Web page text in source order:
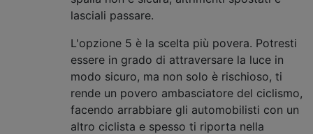
lasciali passare.
L'opzione 5 è la scelta più povera. Potresti
essere in grado di attraversare la luce in
modo sicuro, ma non solo è rischioso, ti
rende un povero ambasciatore del ciclismo,
facendo arrabbiare gli automobilisti con un
altro ciclista e spesso ti riporta nella